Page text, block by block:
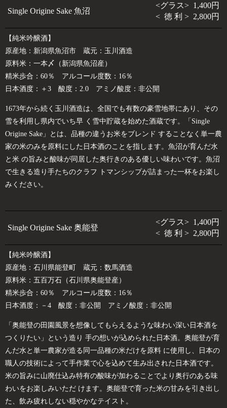
Single Origine Sake 魚沼
<グラス> 1,400円
< 徳 利 > 2,800円
【純米吟醸酒】
原産地：新潟県魚沼市 蔵元：玉川酒造
原料米：一本〆（新潟県魚沼産）
精米歩合：60％ アルコール度数：16％
日本酒度：＋3 酸度：2.0 アミノ酸度：非公開
1673年から続く玉川酒造は、全国でも有数の豪雪地帯にあり、その
雪を利用し県内でいち早 く雪中貯蔵を始めた酒蔵です。「Single
Origine Sake」とは、品種の違うお米をブレンド することなく単一農
家の米のみを原料にした日本酒のことを指します。魚沼が育んだ水
と米 の旨みと酸味が同居した奥行きのある優しい味わいです。魚沼
で生きる造り手たちのクラフ トマンシップが詰まった一杯をお楽し
みください。
Single Origine Sake 奥能登
<グラス> 1,400円
< 徳 利 > 2,800円
【純米吟醸酒】
原産地：石川県能登町 蔵元：数馬酒造
原料米：五百万石（石川県奥能登産）
精米歩合：60％ アルコール度数：16％
日本酒度：－4 酸度：非公開 アミノ酸度：非公開
「奥能登の田園風景を想像してもらえるような味わい深い日本酒を
つくりたい」という造り 手の想いが込められた日本酒。奥能登が育
んだ水と単一農家が造る同一品種の米だけを原料 に使用し、日本の
職人の技術によって手作業で心を込めて生み出された日本酒です。
米の旨みに山廃仕込み特有の酸味が加わることでより奥行のある味
わいをお楽しみいただ けます。奥能登で育った米の甘みを引き出し
た、飲み疲れしない穏やかなテイスト。